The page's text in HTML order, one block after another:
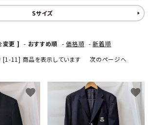
Sサイズ
変更 ] - おすすめ順 -価格順 -新着順
11] 商品を表示しています
次のページへ
favorite favorite